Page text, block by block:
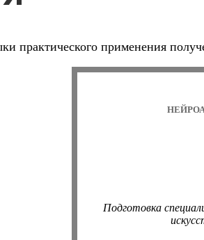
практического применения
Подготовка